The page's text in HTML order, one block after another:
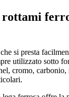
rottami
si presta
utilizzato sotto
cromo, carbonio,